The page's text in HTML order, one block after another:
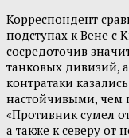
Корреспондент
подступах к Вене с
сосредоточив
танковых дивизий,
контратаки
настойчивыми, чем
«Противник сумел
а также к северу от